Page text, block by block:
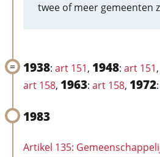
twee of meer gemeenten
1938: art 151, 1948: art 151,
art 158, 1963: art 158, 1972:
1983
Artikel 135: